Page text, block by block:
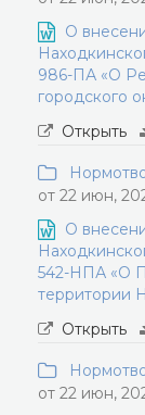
О
986-ПА «О
городского
Открыть
от 22 июн,
О
542-НПА «О
территории
Открыть
от 22 июн,